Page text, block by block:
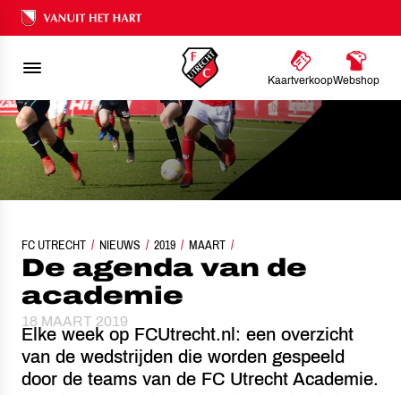
Ons nalatenschap
KaartverkoopWebshop
FC UTRECHT NIEUWS 2019 MAART
DE AGENDA VAN DE ACADEMIE (2)
De agenda van de
academie
18 MAART 2019
Elke week op FCUtrecht.nl: een overzicht
van de wedstrijden die worden gespeeld
door de teams van de FC Utrecht Academie.